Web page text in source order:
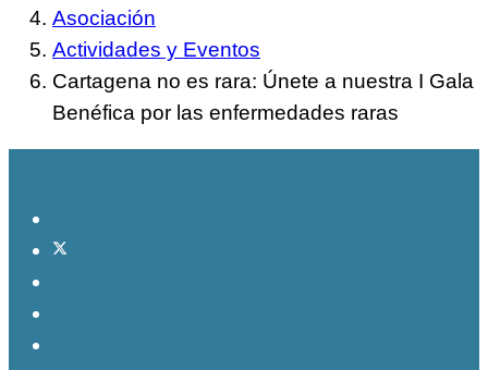
Asociación
Actividades y Eventos
Cartagena no es rara: Únete a nuestra I Gala
Benéfica por las enfermedades raras